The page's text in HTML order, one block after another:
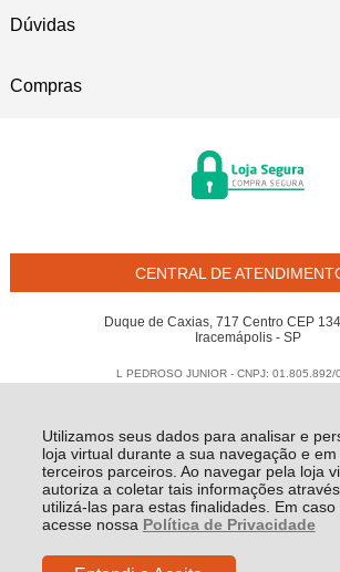
Utilizamos seus dados para analisar e
loja virtual durante a sua navegação e
terceiros parceiros. Ao navegar pela loja
autoriza a coletar tais informações
utilizá-las para estas finalidades. Em caso
acesse nossa Política de Privacidade
Dúvidas
Compras
CENTRAL DE
Duque de Caxias, 717 Centro CEP
Iracemápolis - SP
L PEDROSO JUNIOR - CNPJ: 01.805.892/